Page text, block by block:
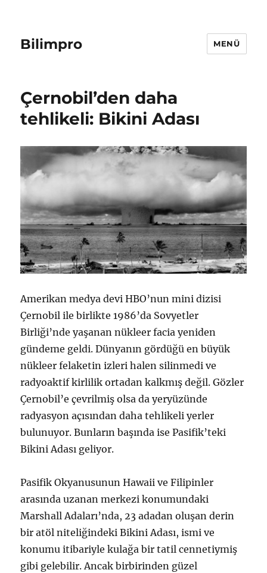
Bilimpro MENÜ
Çernobil’den daha
tehlikeli: Bikini Adası
Amerikan medya devi HBO’nun mini dizisi
Çernobil ile birlikte 1986’da Sovyetler
Birliği’nde yaşanan nükleer facia yeniden
gündeme geldi. Dünyanın gördüğü en büyük
nükleer felaketin izleri halen silinmedi ve
radyoaktif kirlilik ortadan kalkmış değil. Gözler
Çernobil’e çevrilmiş olsa da yeryüzünde
radyasyon açısından daha tehlikeli yerler
bulunuyor. Bunların başında ise Pasifik’teki
Bikini Adası geliyor.
Pasifik Okyanusunun Hawaii ve Filipinler
arasında uzanan merkezi konumundaki
Marshall Adaları’nda, 23 adadan oluşan derin
bir atöl niteliğindeki Bikini Adası, ismi ve
konumu itibariyle kulağa bir tatil cennetiymiş
gibi gelebilir. Ancak birbirinden güzel